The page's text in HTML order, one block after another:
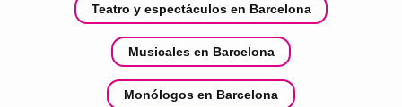
Teatro y espectáculos en Barcelona
Musicales en Barcelona
Monólogos en Barcelona